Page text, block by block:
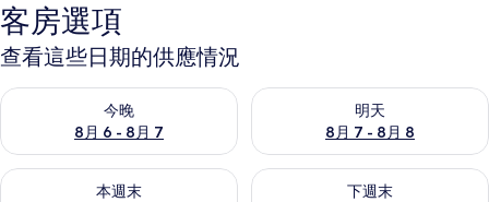
客房選項
查看這些日期的供應情況
今晚
8月 6 - 8月 7
查看今晚 (8月 6 - 8月 7) 的供應情況
明天
8月 7 - 8月 8
查看明天 (8月 7 - 8月 8) 的供
本週末
查看本週末 (8月 7 - 8月 9) 的供應情況
下週末
查看下週末 (8月 14 - 8月 16)